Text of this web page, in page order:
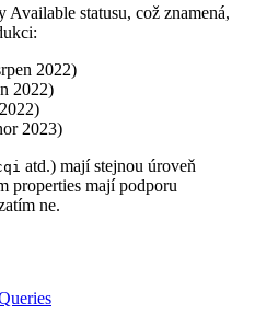
statusu, což znamená,
2022)
2022)
2023)
atd.) mají stejnou úroveň
properties mají podporu
ne.